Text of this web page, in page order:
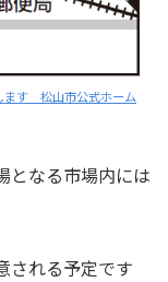
ます 松山市公式ホーム
となる市場内には
される予定です